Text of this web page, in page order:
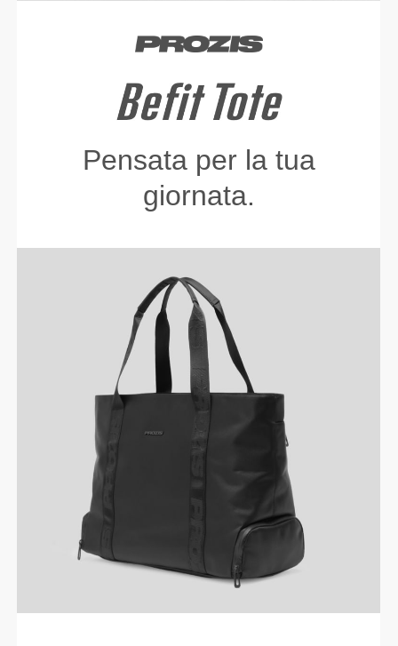
Pensata per la tua
giornata.